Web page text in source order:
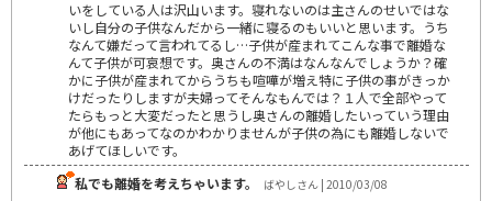
いをしている人は沢山います。寝れないのは主さんのせいではな
いし自分の子供なんだから一緒に寝るのもいいと思います。うち
なんて嫌だって言われてるし…子供が産まれてこんな事で離婚な
んて子供が可哀想です。奥さんの不満はなんなんでしょうか？確
かに子供が産まれてからうちも喧嘩が増え特に子供の事がきっか
けだったりしますが夫婦ってそんなもんでは？１人で全部やって
たらもっと大変だったと思うし奥さんの離婚したいっていう理由
が他にもあってなのかわかりませんが子供の為にも離婚しないで
あげてほしいです。
私でも離婚を考えちゃいます。
ばやしさん | 2010/03/08